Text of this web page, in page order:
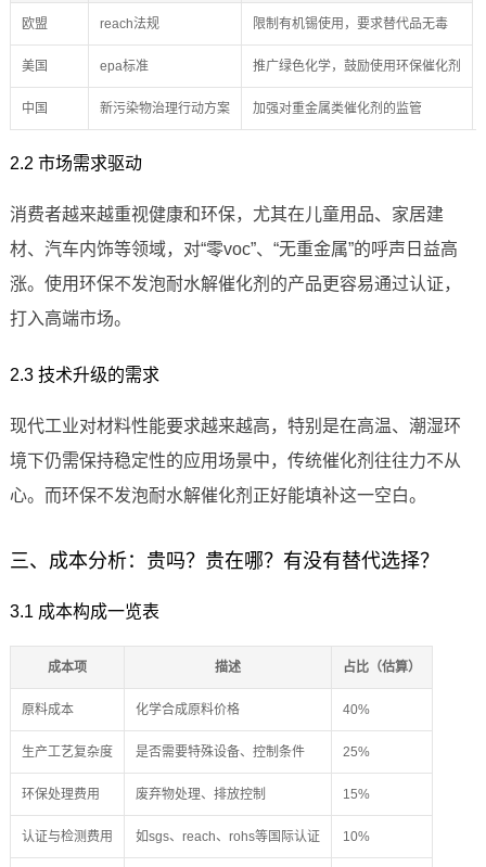
欧盟 reach法规 限制有机锡使用，要求替代品无毒
美国 epa标准 推广绿色化学，鼓励使用环保催化剂
中国 新污染物治理行动方案 加强对重金属类催化剂的监管
2.2 市场需求驱动
消费者越来越重视健康和环保，尤其在儿童用品、家居建
材、汽车内饰等领域，对“零voc”、“无重金属”的呼声日益高
涨。使用环保不发泡耐水解催化剂的产品更容易通过认证，
打入高端市场。
2.3 技术升级的需求
现代工业对材料性能要求越来越高，特别是在高温、潮湿环
境下仍需保持稳定性的应用场景中，传统催化剂往往力不从
心。而环保不发泡耐水解催化剂正好能填补这一空白。
三、成本分析：贵吗？贵在哪？有没有替代选择？
3.1 成本构成一览表
成本项 描述 占比（估算）
原料成本 化学合成原料价格 40%
生产工艺复杂度 是否需要特殊设备、控制条件 25%
环保处理费用 废弃物处理、排放控制 15%
认证与检测费用 如sgs、reach、rohs等国际认证 10%